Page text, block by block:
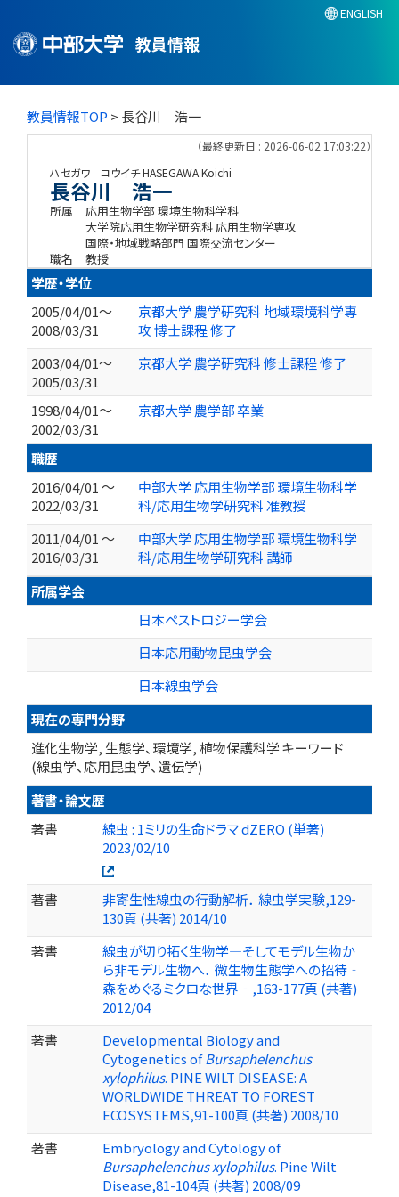
教員情報
ENGLISH
教員情報TOP > 長谷川 浩一
（最終更新日 : 2026-06-02 17:03:22）
ハセガワ コウイチHASEGAWA Koichi
長谷川 浩一
所属
応用生物学部 環境生物科学科
大学院応用生物学研究科 応用生物学専攻
国際・地域戦略部門 国際交流センター
職名
教授
学歴・学位
2005/04/01～
2008/03/31
京都大学 農学研究科 地域環境科学専
攻 博士課程 修了
2003/04/01～
2005/03/31
京都大学 農学研究科 修士課程 修了
1998/04/01～
2002/03/31
京都大学 農学部 卒業
職歴
2016/04/01 ～
2022/03/31
中部大学 応用生物学部 環境生物科学
科/応用生物学研究科 准教授
2011/04/01 ～
2016/03/31
中部大学 応用生物学部 環境生物科学
科/応用生物学研究科 講師
所属学会
日本ペストロジー学会
日本応用動物昆虫学会
日本線虫学会
現在の専門分野
進化生物学, 生態学、環境学, 植物保護科学 キーワード
(線虫学、応用昆虫学、遺伝学)
著書・論文歴
著書
線虫 : 1ミリの生命ドラマ dZERO (単著)
2023/02/10
著書
非寄生性線虫の行動解析． 線虫学実験,129-
130頁 (共著) 2014/10
著書
線虫が切り拓く生物学―そしてモデル生物か
ら非モデル生物へ． 微生物生態学への招待‐
森をめぐるミクロな世界‐,163-177頁 (共著)
2012/04
著書
Developmental Biology and
Cytogenetics ofBursaphelenchus
xylophilus. PINE WILT DISEASE: A
WORLDWIDE THREAT TO FOREST
ECOSYSTEMS,91-100頁 (共著) 2008/10
著書
Embryology and Cytology of
Bursaphelenchus xylophilus. Pine Wilt
Disease,81-104頁 (共著) 2008/09